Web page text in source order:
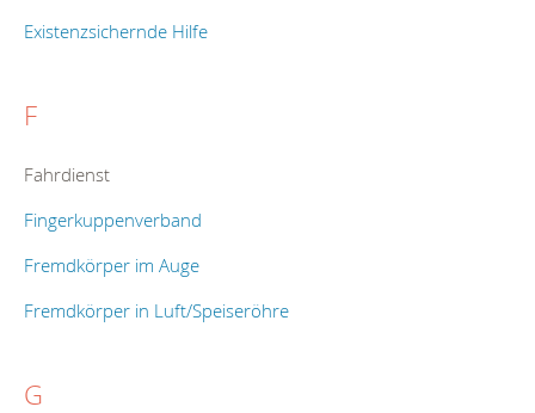
Existenzsichernde Hilfe
F
Fahrdienst
Fingerkuppenverband
Fremdkörper im Auge
Fremdkörper in Luft/Speiseröhre
G